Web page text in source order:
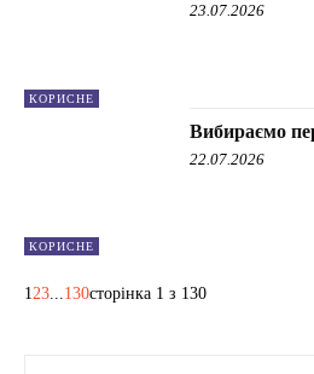
КОРИСНЕ
23.07.2026
КОРИСНЕ
Вибираємо
22.07.2026
1 23 130сторінка 1 з 130